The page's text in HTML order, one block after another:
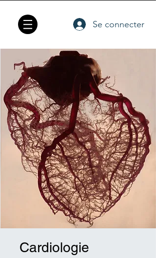
Se connecter
Cardiologie